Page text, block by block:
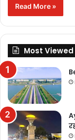
Read More »
Most Viewed